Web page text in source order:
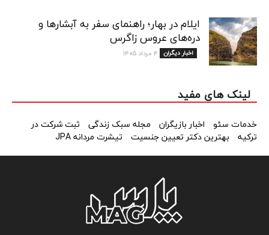
ایلام در بهار؛ راهنمای سفر به آبشارها و
دره‌های عروس زاگرس
اخبار دیگران ۴ مرداد ۱۴۰۵
لینک های مفید
خدمات سئو اخبار بازیگران مجله سبک زندگی
ثبت شرکت در
ترکیه
بهترین دکتر تعیین جنسیت تیشرت مردانه JPA